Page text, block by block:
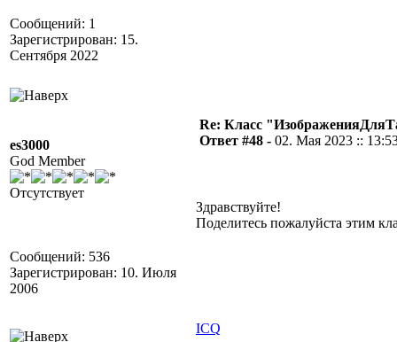
Сообщений: 1
Зарегистрирован: 15.
Сентября 2022
es3000
God Member
Отсутствует
Сообщений: 536
Зарегистрирован: 10. Июля
2006
Re: Класс
Ответ #48 - 02. Мая 2023 ::
Здравствуйте!
Поделитесь пожалуйста этим
ICQ